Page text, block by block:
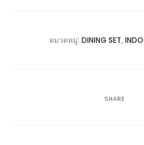
หมวดหมู่: DINING SET,
SHARE